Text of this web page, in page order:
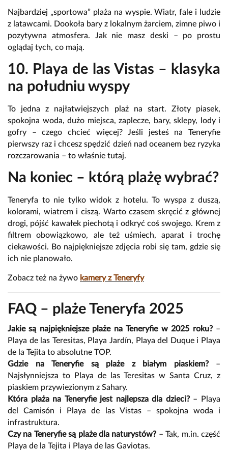
Najbardziej „sportowa” plaża na wyspie. Wiatr, fale i ludzie
z latawcami. Dookoła bary z lokalnym żarciem, zimne piwo i
pozytywna atmosfera. Jak nie masz deski – po prostu
oglądaj tych, co mają.
10. Playa de las Vistas – klasyka
na południu wyspy
To jedna z najłatwiejszych plaż na start. Złoty piasek,
spokojna woda, dużo miejsca, zaplecze, bary, sklepy, lody i
gofry – czego chcieć więcej? Jeśli jesteś na Teneryfie
pierwszy raz i chcesz spędzić dzień nad oceanem bez ryzyka
rozczarowania – to właśnie tutaj.
Na koniec – którą plażę wybrać?
Teneryfa to nie tylko widok z hotelu. To wyspa z duszą,
kolorami, wiatrem i ciszą. Warto czasem skręcić z głównej
drogi, pójść kawałek piechotą i odkryć coś swojego. Krem z
filtrem obowiązkowo, ale też uśmiech, aparat i trochę
ciekawości. Bo najpiękniejsze zdjęcia robi się tam, gdzie się
ich nie planowało.
Zobacz też na żywo kamery z Teneryfy
FAQ – plaże Teneryfa 2025
Jakie są najpiękniejsze plaże na Teneryfie w 2025 roku?–
Playa de las Teresitas, Playa Jardín, Playa del Duque i Playa
de la Tejita to absolutne TOP.
Gdzie na Teneryfie są plaże z białym piaskiem?–
Najsłynniejsza to Playa de las Teresitas w Santa Cruz, z
piaskiem przywiezionym z Sahary.
Która plaża na Teneryfie jest najlepsza dla dzieci?– Playa
del Camisón i Playa de las Vistas – spokojna woda i
infrastruktura.
Czy na Teneryfie są plaże dla naturystów?– Tak, m.in. część
Playa de la Tejita i Playa de las Gaviotas.